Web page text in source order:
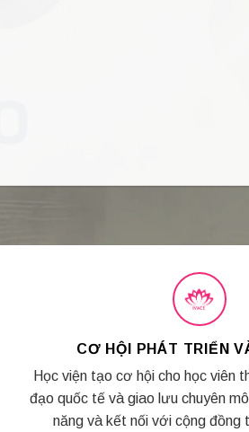
CƠ HỘI PHÁT TRIỂN
Học viện tạo cơ hội cho học viên
đạo quốc tế và giao lưu chuyên
năng và kết nối với cộng đồng